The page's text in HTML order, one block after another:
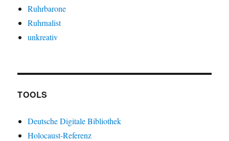
Ruhrbarone
Ruhrnalist
unkreativ
TOOLS
Deutsche Digitale Bibliothek
Holocaust-Referenz